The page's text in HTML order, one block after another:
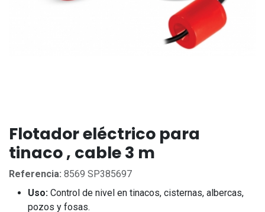
Flotador eléctrico para
tinaco , cable 3 m
Referencia: 8569 SP385697
Uso: Control de nivel en tinacos, cisternas, albercas,
pozos y fosas.